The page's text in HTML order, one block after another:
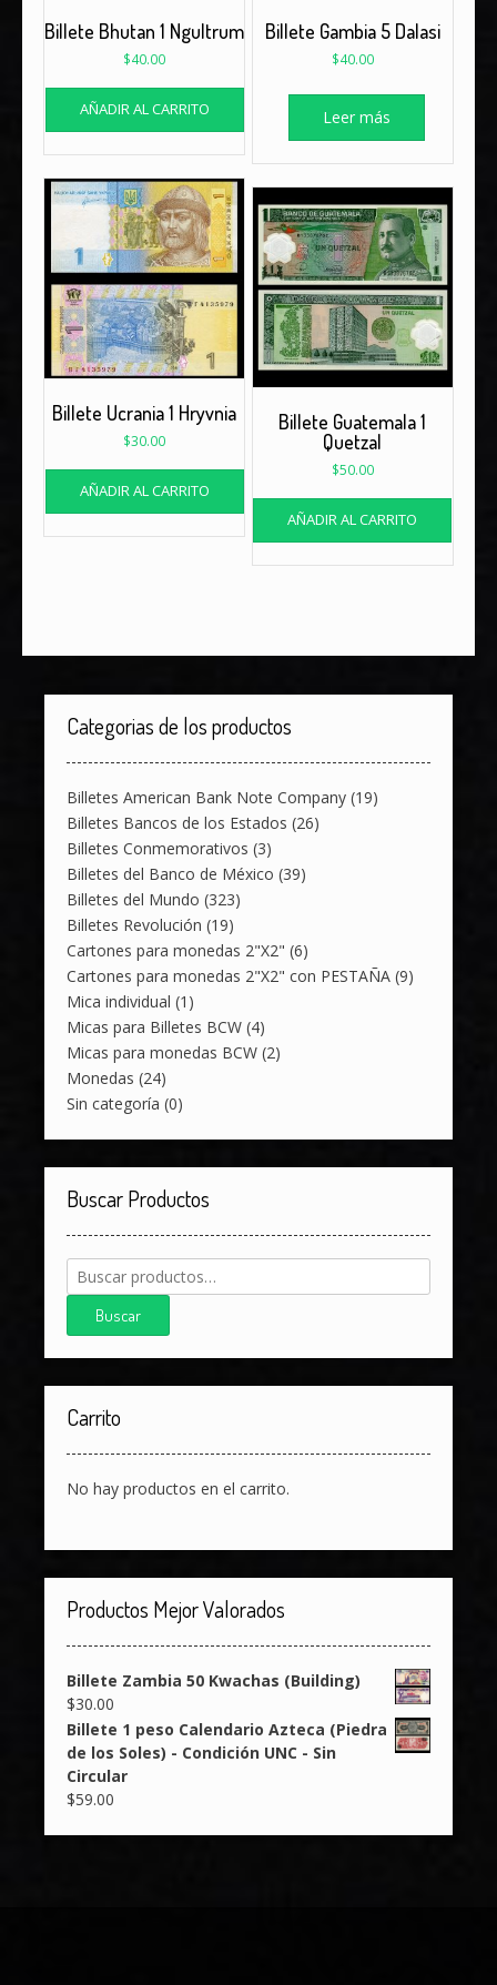
Billete Bhutan 1 Ngultrum
$40.00
AÑADIR AL CARRITO
Billete Gambia 5 Dalasi
$40.00
Leer más
Billete Ucrania 1 Hryvnia
$30.00
AÑADIR AL CARRITO
Billete Guatemala 1
Quetzal
$50.00
AÑADIR AL CARRITO
Categorias de los productos
Billetes American Bank Note Company (19)
Billetes Bancos de los Estados (26)
Billetes Conmemorativos (3)
Billetes del Banco de México (39)
Billetes del Mundo (323)
Billetes Revolución (19)
Cartones para monedas 2"X2" (6)
Cartones para monedas 2"X2" con PESTAÑA (9)
Mica individual (1)
Micas para Billetes BCW (4)
Micas para monedas BCW (2)
Monedas (24)
Sin categoría (0)
Buscar Productos
Buscar
por:
Buscar
Carrito
No hay productos en el carrito.
Productos Mejor Valorados
Billete Zambia 50 Kwachas (Building)
$30.00
Billete 1 peso Calendario Azteca (Piedra
de los Soles) - Condición UNC - Sin
Circular
$59.00